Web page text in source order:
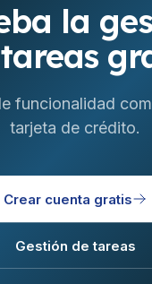
la
funcionalidad
tarjeta de crédito.
Crear cuenta gratis
Gestión de tareas